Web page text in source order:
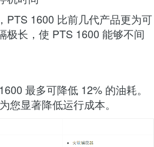
PTS 1600 比前几代产品更为可
极长，使 PTS 1600 能够不间
最多可降低 12% 的油耗。
您显著降低运行成本。